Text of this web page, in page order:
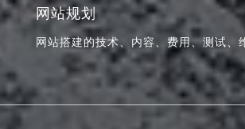
网站规划
网站搭建的技术、内容、费用、测试、